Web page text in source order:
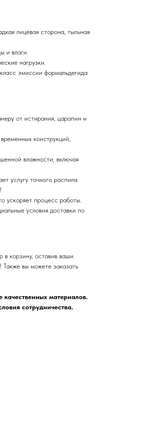
лицевая сторона, тыльная
и влаги.
нагрузки.
эмиссии формальдегида
от истирания, царапин и
конструкций,
влажности, включая
услугу точного распила
ускоряет процесс работы.
условия доставки по
корзину, оставив ваши
вы можете заказать
материалов.
сотрудничества.